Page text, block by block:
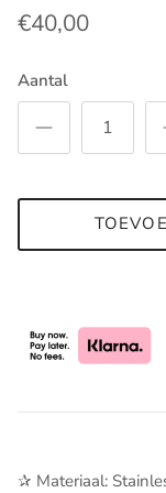
€40,00
Aantal
✰ Materiaal: